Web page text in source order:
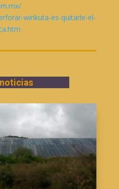
wirikuta-es-quitarle-el-
htm